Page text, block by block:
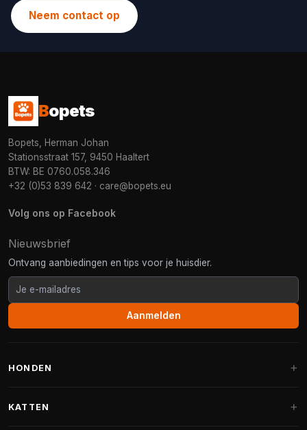
Neem contact op
Bopets
Bopets, Herman Johan
Stationsstraat 157, 9450 Haaltert
BTW: BE 0760.058.346
+32 (0)53 839 642 · care@bopets.eu
Volg ons op Facebook
Nieuwsbrief
Ontvang aanbiedingen en tips voor je huisdier.
Aanmelden
HONDEN
KATTEN